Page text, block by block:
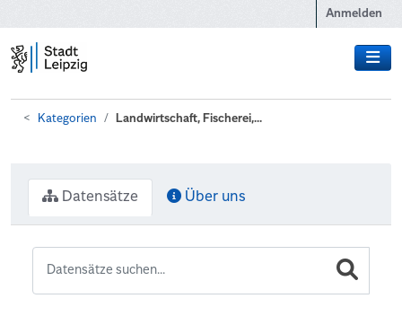
Anmelden
Kategorien Landwirtschaft, Fischerei,...
Datensätze Über uns